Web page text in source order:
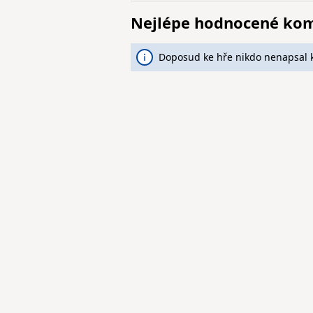
Nejlépe hodnocené
Doposud ke hře nikdo nenapsal